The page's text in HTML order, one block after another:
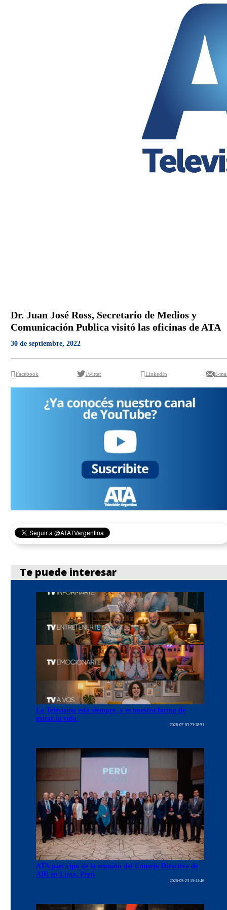
Dr. Juan José Ross, Secretario de Medios y
Comunicación Publica visitó las oficinas de ATA
30 de septiembre, 2022
Facebook Twitter LinkedIn E-
Te puede interesar
La Televisión está siempre, y es nuestra forma de
mirar la vida.
2026-07-03 23:18:51
ATA participó de la reunión del Consejo Directivo de
AIR en Lima, Perú
2026-05-23 15:11:46